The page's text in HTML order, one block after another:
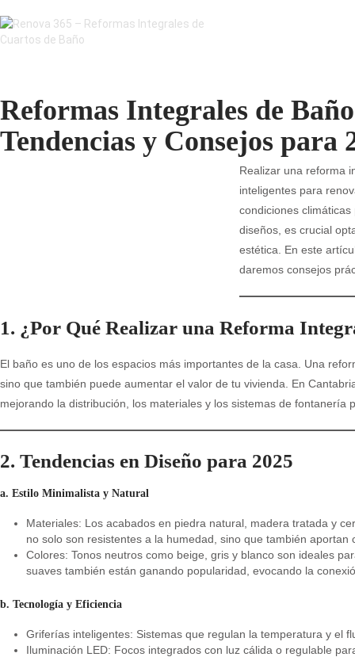
Reformas Integrales de
Tendencias y Consejos para
Realizar una reforma
inteligentes para
condiciones
diseños, es crucial
estética. En este
daremos consejos
1. ¿Por Qué Realizar una Reforma
El baño es uno de los espacios más importantes de la casa. Una
sino que también puede aumentar el valor de tu vivienda. En
mejorando la distribución, los materiales y los sistemas de fontanería
2. Tendencias en Diseño para 2025
a. Estilo Minimalista y Natural
Materiales: Los acabados en piedra natural, madera tratada y
no solo son resistentes a la humedad, sino que también aportan
Colores: Tonos neutros como beige, gris y blanco son ideales
suaves también están ganando popularidad, evocando la
b. Tecnología y Eficiencia
Griferías inteligentes: Sistemas que regulan la temperatura y el
Iluminación LED: Focos integrados con luz cálida o regulable